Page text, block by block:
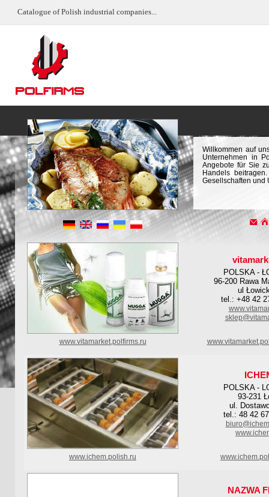
Catalogue of Polish industrial companies...
Willkommen auf
Unternehmen in
Angebote für Sie
Handels
Gesellschaften und
POLSKA -
96-200 Rawa
ul
tel.: +48 42
www.vitamarket.polfirms.ru
POLSKA -
93-231
ul.
tel.: 48 42
www.ichem.polish.ru
NAZWA